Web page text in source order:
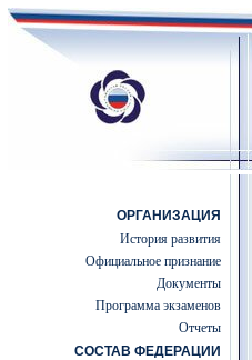
ОРГАНИЗАЦИЯ
История развития
Официальное признание
Документы
Программа экзаменов
Отчеты
СОСТАВ ФЕДЕРАЦИИ